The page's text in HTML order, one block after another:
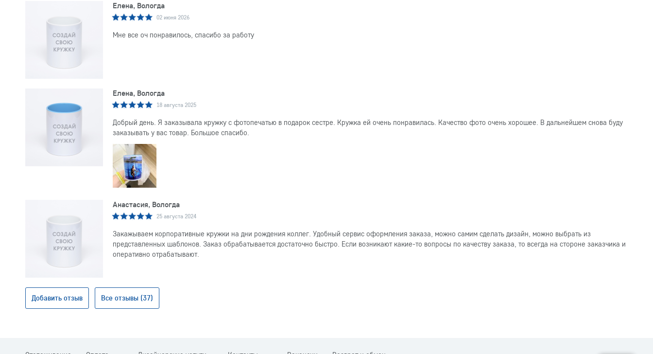
Елена, Вологда
02 июня 2026
Мне все оч понравилось, спасибо за работу
Елена, Вологда
18 августа 2025
Добрый день. Я заказывала кружку с фотопечатью в подарок сестре. Кружка ей очень понравилась. Качество фото очень хорошее. В дальнейшем снова буду
заказывать у вас товар. Большое спасибо.
Анастасия, Вологда
25 августа 2024
Закажываем корпоративные кружки на дни рождения коллег. Удобный сервис оформления заказа, можно самим сделать дизайн, можно выбрать из
представленных шаблонов. Заказ обрабатывается достаточно быстро. Если возникают какие-то вопросы по качеству заказа, то всегда на стороне заказчика и
оперативно отрабатывают.
Добавить отзыв Все отзывы (37)